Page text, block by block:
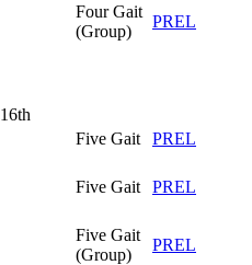
Four Gait
(Group)
PREL
Five Gait
PREL
Five Gait
PREL
Five Gait
(Group)
PREL